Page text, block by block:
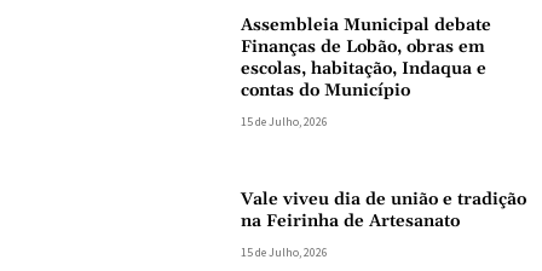
Assembleia Municipal debate
Finanças de Lobão, obras em
escolas, habitação, Indaqua e
contas do Município
15 de Julho, 2026
Vale viveu dia de união e tradição
na Feirinha de Artesanato
15 de Julho, 2026